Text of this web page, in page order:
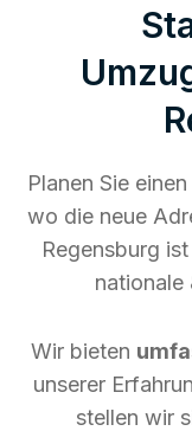
Planen Sie
wo die neue
Regensburg ist
nationale
Wir bieten
unserer
stellen wir